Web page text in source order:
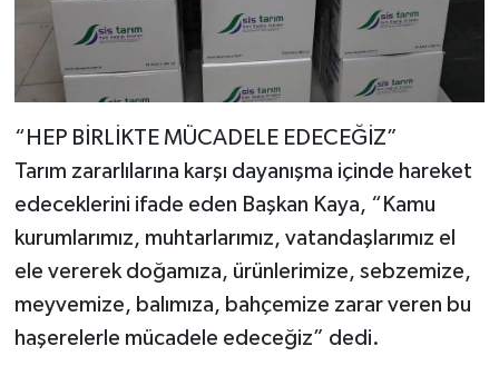
“HEP BİRLİKTE MÜCADELE EDECEĞİZ”
Tarım zararlılarına karşı dayanışma içinde hareket
edeceklerini ifade eden Başkan Kaya, “Kamu
kurumlarımız, muhtarlarımız, vatandaşlarımız el
ele vererek doğamıza, ürünlerimize, sebzemize,
meyvemize, balımıza, bahçemize zarar veren bu
haşerelerle mücadele edeceğiz” dedi.